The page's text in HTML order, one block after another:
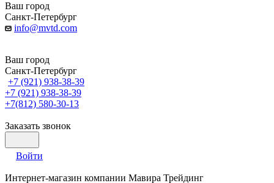
Ваш город
Санкт-Петербург
info@mvtd.com
Ваш город
Санкт-Петербург
+7 (921) 938-38-39
+7 (921) 938-38-39
+7(812) 580-30-13
Заказать звонок
Войти
Интернет-магазин компании Мавира Трейдинг